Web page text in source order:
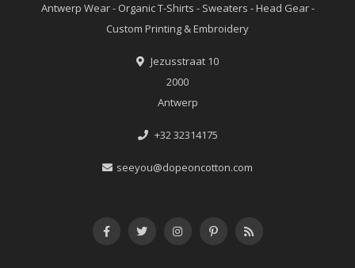
Antwerp Wear - Organic T-Shirts - Sweaters - Head Gear -
Custom Printing & Embroidery
Jezusstraat 10
2000
Antwerp
+32 32314175
seeyou@dopeoncotton.com